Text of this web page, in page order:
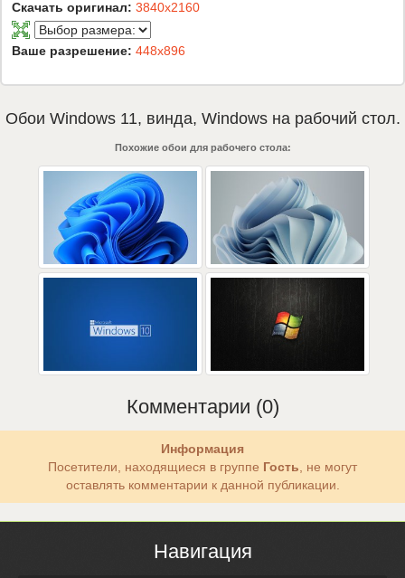
Скачать оригинал: 3840x2160
Ваше разрешение: 448x896
Обои Windows 11, винда, Windowsна рабочий стол.
Похожие обои для рабочего стола:
Комментарии (0)
Информация
Посетители, находящиеся в группе Гость , не могут
оставлять комментарии к данной публикации.
Навигация